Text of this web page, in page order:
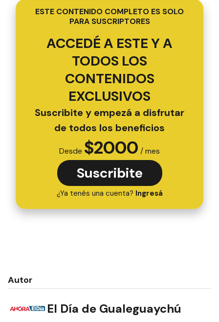
ESTE CONTENIDO COMPLETO ES SOLO
PARA SUSCRIPTORES
ACCEDÉ A ESTE Y A
TODOS LOS
CONTENIDOS
EXCLUSIVOS
Suscribite y empezá a disfrutar
de todos los beneficios
Desde $2000 / mes
Suscribite
¿Ya tenés una cuenta? Ingresá
Autor
El Día de Gualeguaychú